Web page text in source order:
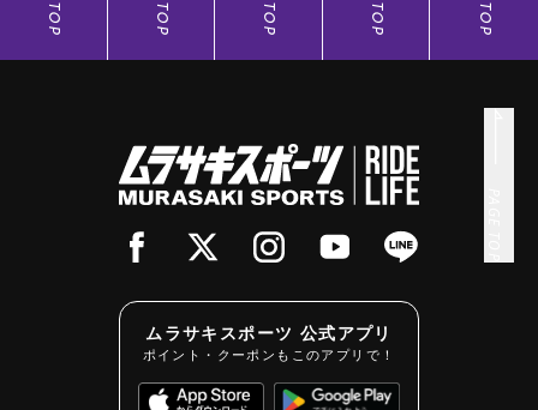
TOP TOP TOP TOP TOP
ムラサキスポーツ 公式アプリ
ポイント・クーポンもこのアプリで！